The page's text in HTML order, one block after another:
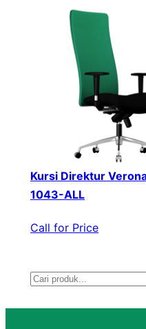
Kursi Direktur
1043-ALL
Call for Price
S
e